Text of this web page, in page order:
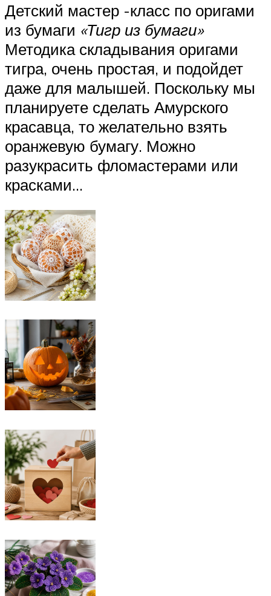
Детский мастер -класс по оригами
из бумаги «Тигр из бумаги»
Методика складывания оригами
тигра, очень простая, и подойдет
даже для малышей. Поскольку мы
планируете сделать Амурского
красавца, то желательно взять
оранжевую бумагу. Можно
разукрасить фломастерами или
красками…